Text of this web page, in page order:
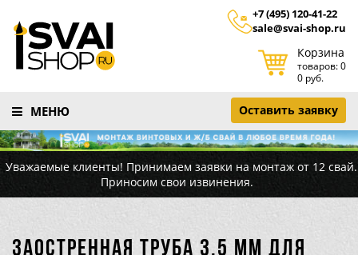
+7 (495) 120-41-22
sale@svai-shop.ru
Корзина
товаров: 0
0 руб.
МЕНЮ Оставить заявку
Уважаемые клиенты! Принимаем заявки на монтаж от 12 свай.
Приносим свои извинения.
Заостренная труба 3,5 мм для